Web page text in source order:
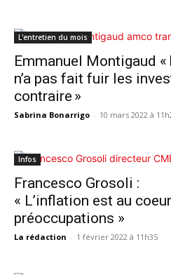
L'entretien du mois
Emmanuel Montigaud «
n’a pas fait fuir les
contraire »
Sabrina Bonarrigo - 10 mars 2022 à
Infos
Francesco Grosoli :
« L’inflation est au
préoccupations »
La rédaction - 1 février 2022 à 11h35